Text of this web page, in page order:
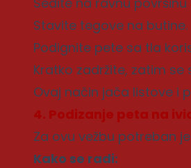
Stavite tegove na butine.
Podignite pete sa tla
Kratko zadržite, zatim
Ovaj način jača listove i
4. Podizanje peta na
Za ovu vežbu potreban
Kako se radi: